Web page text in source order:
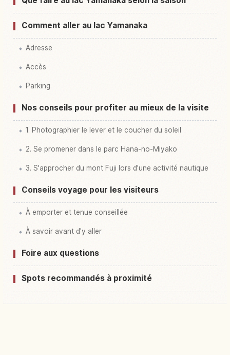
Comment aller au lac Yamanaka
Adresse
Accès
Parking
Nos conseils pour profiter au mieux de la visite
1. Photographier le lever et le coucher du soleil
2. Se promener dans le parc Hana-no-Miyako
3. S'approcher du mont Fuji lors d'une activité nautique
Conseils voyage pour les visiteurs
À emporter et tenue conseillée
À savoir avant d'y aller
Foire aux questions
Spots recommandés à proximité